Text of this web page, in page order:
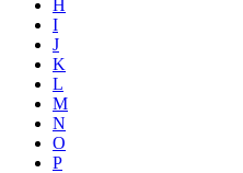
H
I
J
K
L
M
N
O
P